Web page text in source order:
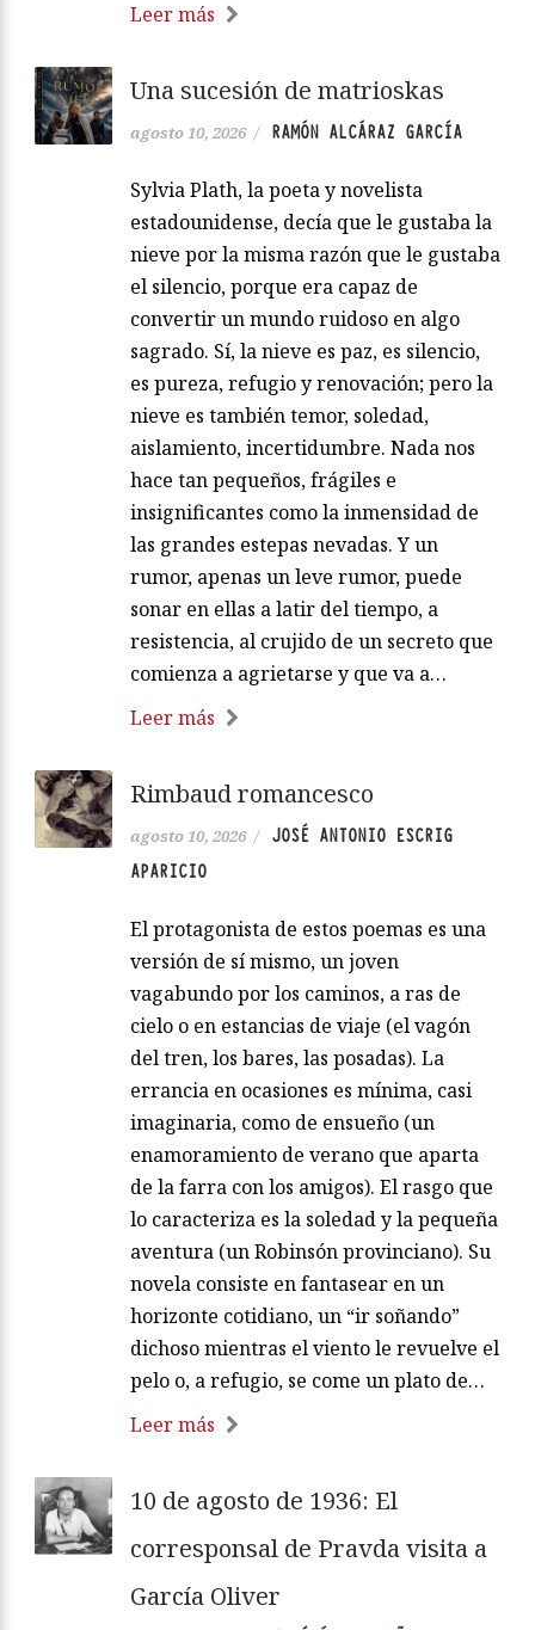
Leer más
Una sucesión de matrioskas
agosto 10, 2026 / RAMÓN ALCÁRAZ GARCÍA
Sylvia Plath, la poeta y novelista
estadounidense, decía que le gustaba la
nieve por la misma razón que le gustaba
el silencio, porque era capaz de
convertir un mundo ruidoso en algo
sagrado. Sí, la nieve es paz, es silencio,
es pureza, refugio y renovación; pero la
nieve es también temor, soledad,
aislamiento, incertidumbre. Nada nos
hace tan pequeños, frágiles e
insignificantes como la inmensidad de
las grandes estepas nevadas. Y un
rumor, apenas un leve rumor, puede
sonar en ellas a latir del tiempo, a
resistencia, al crujido de un secreto que
comienza a agrietarse y que va a…
Leer más
Rimbaud romancesco
agosto 10, 2026 /
JOSÉ ANTONIO ESCRIG
APARICIO
El protagonista de estos poemas es una
versión de sí mismo, un joven
vagabundo por los caminos, a ras de
cielo o en estancias de viaje (el vagón
del tren, los bares, las posadas). La
errancia en ocasiones es mínima, casi
imaginaria, como de ensueño (un
enamoramiento de verano que aparta
de la farra con los amigos). El rasgo que
lo caracteriza es la soledad y la pequeña
aventura (un Robinsón provinciano). Su
novela consiste en fantasear en un
horizonte cotidiano, un “ir soñando”
dichoso mientras el viento le revuelve el
pelo o, a refugio, se come un plato de…
Leer más
10 de agosto de 1936: El
corresponsal de Pravda visita a
García Oliver